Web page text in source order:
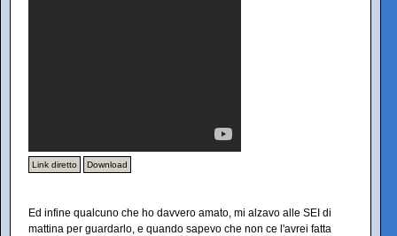
Link diretto Download
Ed infine qualcuno che ho davvero amato, mi alzavo alle SEI di
mattina per guardarlo, e quando sapevo che non ce l'avrei fatta